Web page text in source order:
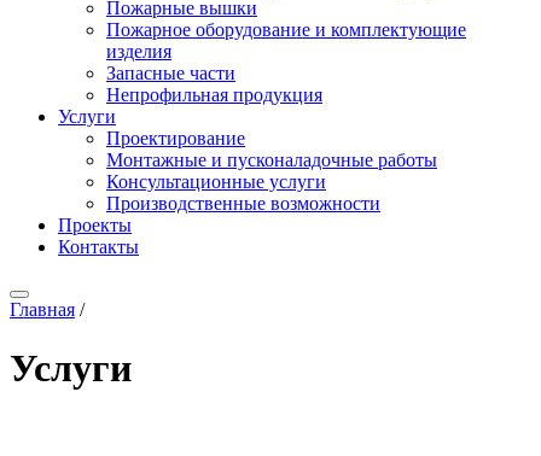
Пожарные вышки
Пожарное оборудование и комплектующие
изделия
Запасные части
Непрофильная продукция
Услуги
Проектирование
Монтажные и пусконаладочные работы
Консультационные услуги
Производственные возможности
Проекты
Контакты
Главная /
Услуги